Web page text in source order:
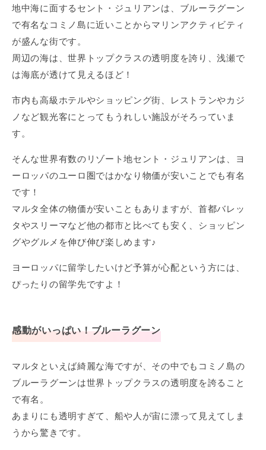
地中海に面するセント・ジュリアンは、ブルーラグーン
で有名なコミノ島に近いことからマリンアクティビティ
が盛んな街です。
周辺の海は、世界トップクラスの透明度を誇り、浅瀬で
は海底が透けて見えるほど！
市内も高級ホテルやショッピング街、レストランやカジ
ノなど観光客にとってもうれしい施設がそろっていま
す。
そんな世界有数のリゾート地セント・ジュリアンは、ヨ
ーロッパのユーロ圏ではかなり物価が安いことでも有名
です！
マルタ全体の物価が安いこともありますが、首都バレッ
タやスリーマなど他の都市と比べても安く、ショッピン
グやグルメを伸び伸び楽しめます♪
ヨーロッパに留学したいけど予算が心配という方には、
ぴったりの留学先ですよ！
感動がいっぱい！ブルーラグーン
マルタといえば綺麗な海ですが、その中でもコミノ島の
ブルーラグーンは世界トップクラスの透明度を誇ること
で有名。
あまりにも透明すぎて、船や人が宙に漂って見えてしま
うから驚きです。